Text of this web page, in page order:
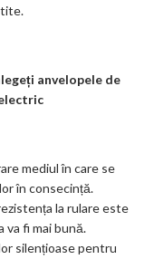
anvelopele de
mediul în care se
în consecință.
la rulare este
va fi mai bună.
silențioase pentru